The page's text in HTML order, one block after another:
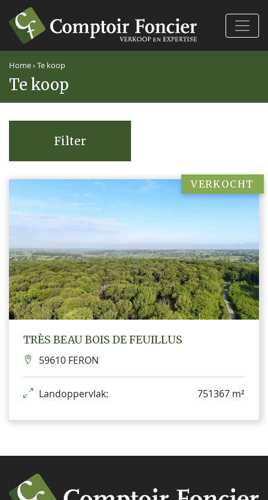
Home›Te koop
Te koop
Filter
VERKOCHT
TRÈS BEAU BOIS DE FEUILLUS
59610 FERON
Landoppervlak: 751367 m²